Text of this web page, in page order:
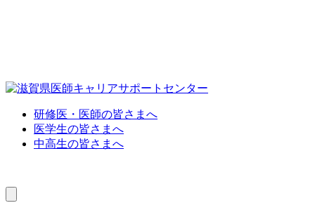
研修医・医師の皆さまへ
医学生の皆さまへ
中高生の皆さまへ